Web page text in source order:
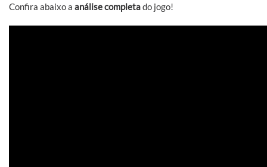
Confira abaixo a análise completado jogo!